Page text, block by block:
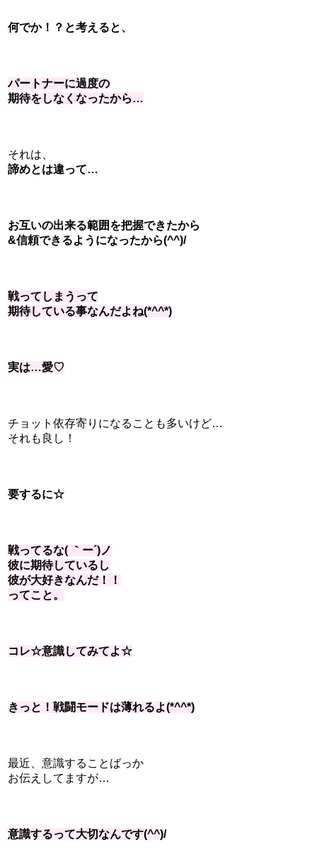
何でか！？と考えると、
パートナーに過度の
期待をしなくなったから…
それは、
諦めとは違って…
お互いの出来る範囲を把握できたから
&信頼できるようになったから(^^)/
戦ってしまうって
期待している事なんだよね(*^^*)
実は…愛♡
チョット依存寄りになることも多いけど…
それも良し！
要するに☆
戦ってるな( ｀ー´)ノ
彼に期待しているし
彼が大好きなんだ！！
ってこと。
コレ☆意識してみてよ☆
きっと！戦闘モードは薄れるよ(*^^*)
最近、意識することばっか
お伝えしてますが…
意識するって大切なんです(^^)/